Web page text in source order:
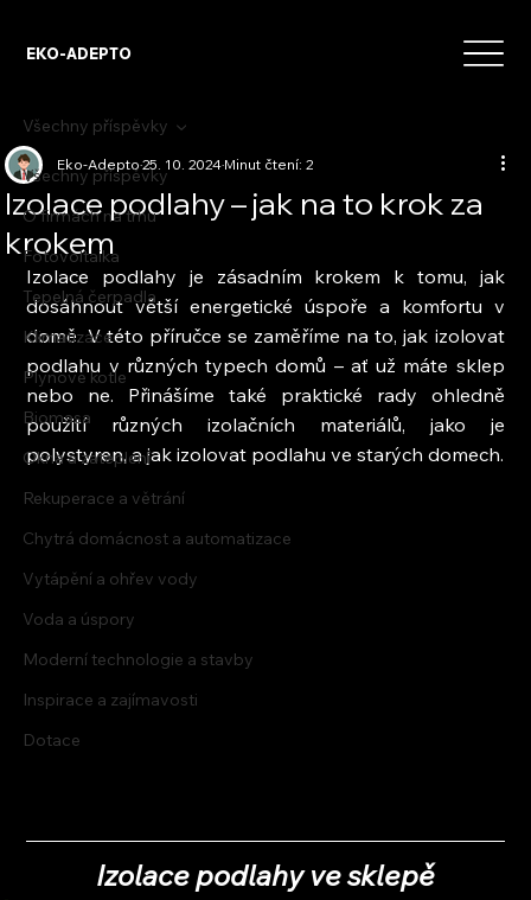
EKO-ADEPTO
Všechny příspěvky
O firmách na trhu
Fotovoltaika
Tepelná čerpadla
Klimatizace
Plynové kotle
Biomasa
Okna a zateplení
Rekuperace a větrání
Chytrá domácnost a automatizace
Vytápění a ohřev vody
Voda a úspory
Moderní technologie a stavby
Inspirace a zajímavosti
Dotace
Všechny příspěvky
Izolace podlahy – jak na to krok za
krokem
Eko-Adepto25. 10. 2024Minut čtení: 2
Izolace podlahy je zásadním krokem k tomu, jak
dosáhnout větší energetické úspoře a komfortu v
domě. V této příručce se zaměříme na to, jak izolovat
podlahu v různých typech domů – ať už máte sklep
nebo ne. Přinášíme také praktické rady ohledně
použití různých izolačních materiálů, jako je
polystyren, a jak izolovat podlahu ve starých domech.
Izolace podlahy ve sklepě